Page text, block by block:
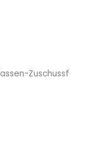
Zuschussf